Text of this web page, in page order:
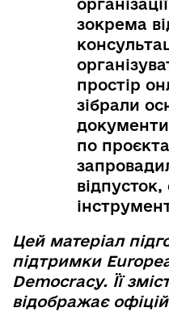
зокрема
простір
зібрали
по
Цей матеріал
підтримки
Democracy. Її
відображає